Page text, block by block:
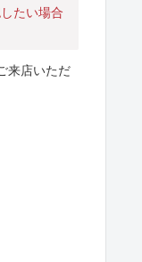
たい場合
来店いただ